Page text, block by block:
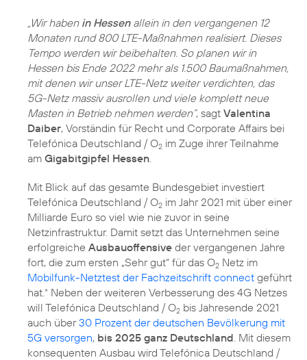
„Wir haben in Hessenallein in den vergangenen 12
Monaten rund 800 LTE-Maßnahmen realisiert. Dieses
Tempo werden wir beibehalten. So planen wir in
Hessen bis Ende 2022 mehr als 1.500 Baumaßnahmen,
mit denen wir unser LTE-Netz weiter verdichten, das
5G-Netz massiv ausrollen und viele komplett neue
Masten in Betrieb nehmen werden“, sagt Valentina
Daiber, Vorständin für Recht und Corporate Affairs bei
Telefónica Deutschland / O2 im Zuge ihrer Teilnahme
am Gigabitgipfel Hessen
Mit Blick auf das gesamte Bundesgebiet investiert
Telefónica Deutschland / O2 im Jahr 2021 mit über einer
Milliarde Euro so viel wie nie zuvor in seine
Netzinfrastruktur. Damit setzt das Unternehmen seine
erfolgreiche Ausbauoffensive der vergangenen Jahre
fort, die zum ersten „Sehr gut“ für das O2 Netz im
Mobilfunk-Netztest der Fachzeitschrift connect geführt
hat. * Neben der weiteren Verbesserung des 4G Netzes
will Telefónica Deutschland / O2 bis Jahresende 2021
auch über30 Prozent der deutschen Bevölkerung mit
5G versorgen, bis 2025 ganz Deutschland . Mit diesem
konsequenten Ausbau wird Telefónica Deutschland /